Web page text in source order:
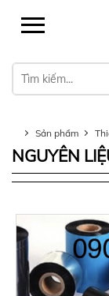
Sản phẩm
NGUYÊN